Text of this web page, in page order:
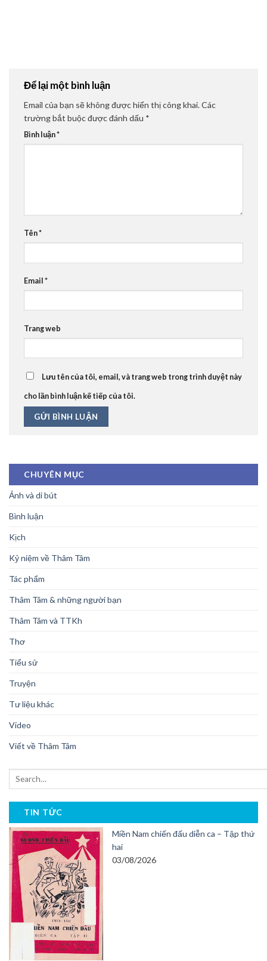
Để lại một bình luận
Email của bạn sẽ không được hiển thị công khai.Các
trường bắt buộc được đánh dấu *
Bình luận*
Tên*
Email *
Trang web
Lưu tên của tôi, email, và trang web trong trình duyệt này
cho lần bình luận kế tiếp của tôi.
CHUYÊN MỤC
Ảnh và di bút
Bình luận
Kịch
Kỷ niệm về Thâm Tâm
Tác phẩm
Thâm Tâm & những người bạn
Thâm Tâm và TTKh
Thơ
Tiểu sử
Truyện
Tư liệu khác
Video
Viết về Thâm Tâm
TIN TỨC
Miền Nam chiến đấu diễn ca – Tập thứ
hai
03/08/2026